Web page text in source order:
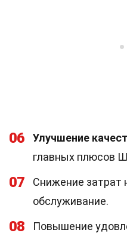
06 Улучшение
главных плюсов
07
Снижение затрат
обслуживание.
08 Повышение